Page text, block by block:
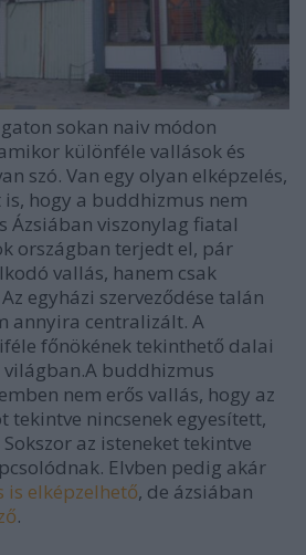
sokan naiv módon
különféle vallások és
szó. Van egy olyan elképzelés,
hogy a buddhizmus nem
Ázsiában viszonylag fiatal
országban terjedt el, pár
vallás, hanem csak
egyházi szerveződése talán
annyira centralizált. A
főnökének tekinthető dalai
buddhizmus
nem erős vallás, hogy az
tekintve nincsenek egyesített,
az isteneket tekintve
Elvben pedig akár
elképzelhető, de ázsiában
.